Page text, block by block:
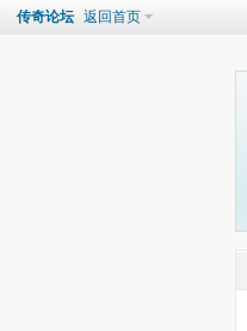
传奇论坛 返回首页